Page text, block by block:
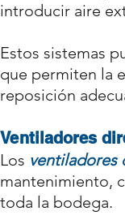
introducir aire
Estos sistemas
que permiten la
reposición
Ventiladores
Los ventiladores
mantenimiento,
toda la bodega.